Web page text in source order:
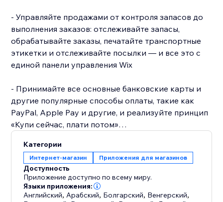
- Управляйте продажами от контроля запасов до
выполнения заказов: отслеживайте запасы,
обрабатывайте заказы, печатайте транспортные
этикетки и отслеживайте посылки — и все это с
единой панели управления Wix
- Принимайте все основные банковские карты и
другие популярные способы оплаты, такие как
PayPal, Apple Pay и другие, и реализуйте принцип
«Купи сейчас, плати потом»
- Рейтинг в Google: вас найдут в поисковых
системах благодаря расширенным настройкам
SEO и функциям витрины, которые адаптированы
к SEO сайтов электронной коммерции
Категории
Интернет-магазин Приложения для магазинов
Доступность
Приложение доступно по всему миру.
Языки приложения:
Английский, Арабский, Болгарский, Венгерский,